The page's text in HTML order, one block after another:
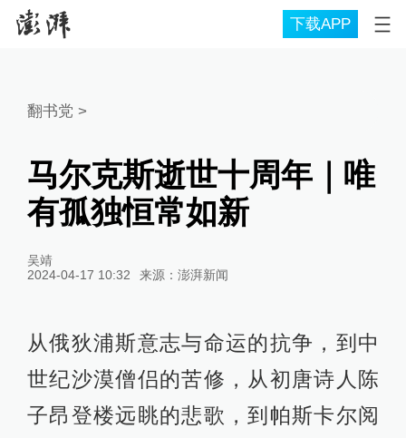
下载APP
翻书党 >
马尔克斯逝世十周年｜唯
有孤独恒常如新
吴靖
2024-04-17 10:32
来源： 澎湃新闻
从俄狄浦斯意志与命运的抗争，到中
世纪沙漠僧侣的苦修，从初唐诗人陈
子昂登楼远眺的悲歌，到帕斯卡尔阅